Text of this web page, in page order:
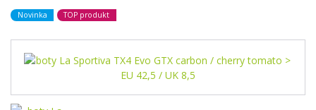
Novinka TOP produkt